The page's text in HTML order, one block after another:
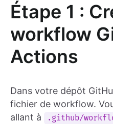
Étape 1 :
workflow
Actions
Dans votre dépôt
fichier de workflow.
allant à
.github/